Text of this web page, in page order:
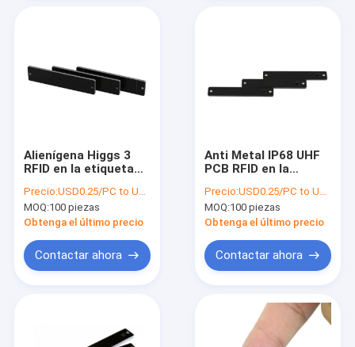
Alienígena Higgs 3
RFID en la etiqueta
3mm impermeable
150 grados de
resistencia
Precio:USD0.25/PC to USD0.5/PC
MOQ:100 piezas
Obtenga el último precio
Contactar ahora
Anti Metal IP68 UHF
PCB RFID en la
anti alta temperatura
OMT5010
Precio:USD0.25/PC to USD0.5/PC
MOQ:100 piezas
Obtenga el último precio
Contactar ahora